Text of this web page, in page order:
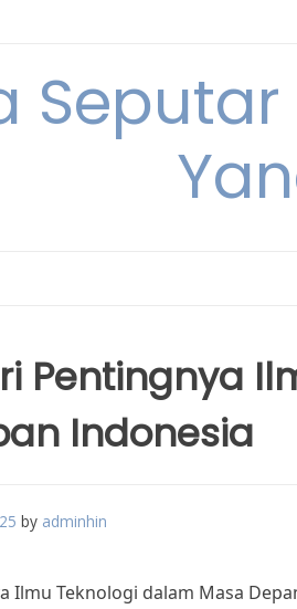
Pentingnya
Indonesia
by adminhin
Ilmu Teknologi dalam Masa